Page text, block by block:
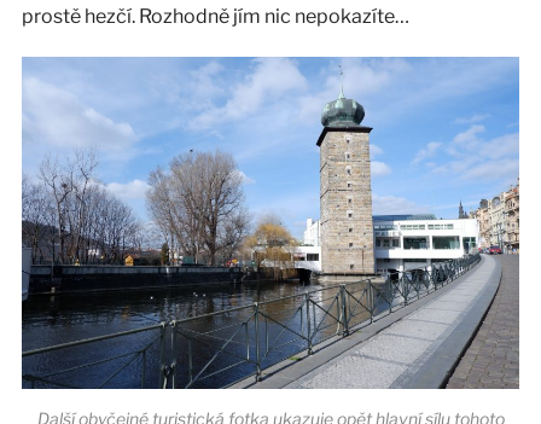
prostě hezčí. Rozhodně jím nic nepokazíte…
Další obyčejné turistická fotka ukazuje opět hlavní sílu tohoto